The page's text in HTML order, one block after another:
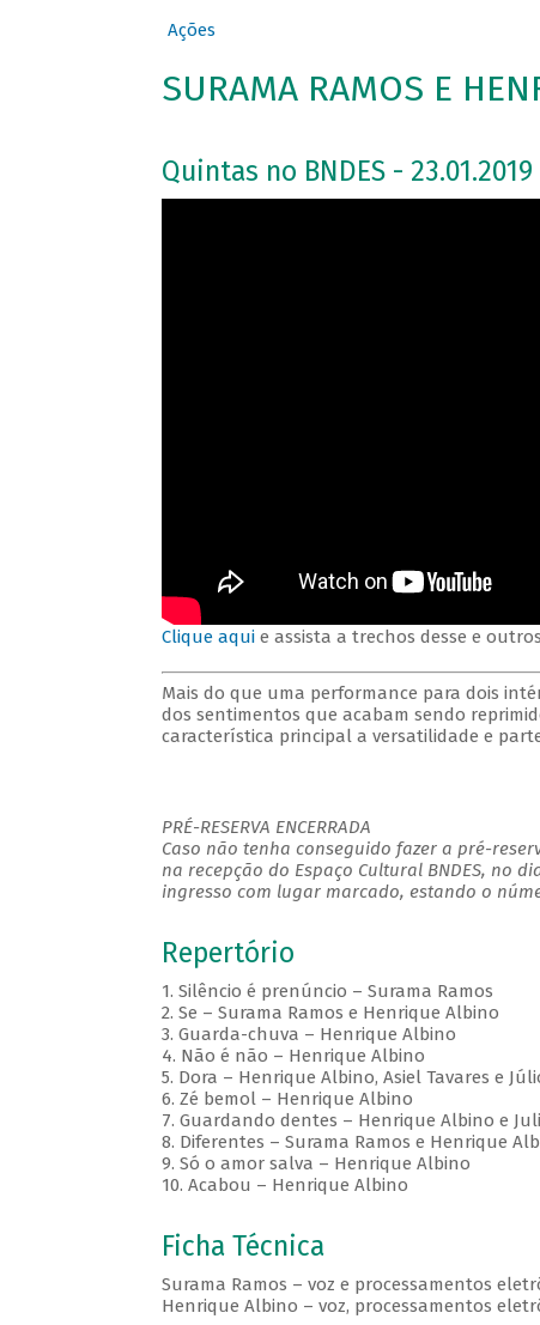
Ações
SURAMA RAMOS E
Quintas no BNDES -
Clique aquie assista a trechos desse e
Mais do que uma performance para dois
dos sentimentos que acabam sendo
característica principal a versatilidade e
PRÉ-RESERVA ENCERRADA
Caso não tenha conseguido fazer a pré-
na recepção do Espaço Cultural BNDES, no
ingresso com lugar marcado, estando o
Repertório
1. Silêncio é prenúncio – Surama Ramos
2. Se – Surama Ramos e Henrique Albino
3. Guarda-chuva – Henrique Albino
4. Não é não – Henrique Albino
5. Dora – Henrique Albino, Asiel Tavares e
6. Zé bemol – Henrique Albino
7. Guardando dentes – Henrique Albino e
8. Diferentes – Surama Ramos e Henrique
9. Só o amor salva – Henrique Albino
10. Acabou – Henrique Albino
Ficha Técnica
Surama Ramos – voz e processamentos
Henrique Albino – voz, processamentos